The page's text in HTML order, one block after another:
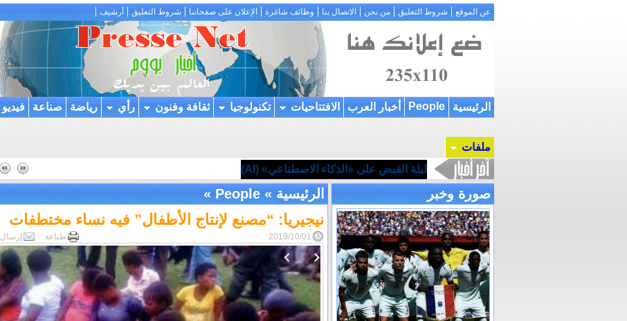
عن الموقع شروط التعليق من نحن الاتصال بنا وظائف شاغرة الإعلان على صفحاتنا شروط التعليق أرشيف
الرئيسية People أخبار العرب الافتتاحيات تكنولوجيا ثقافة وفنون رأي رياضة صناعة فيديو
ملفات
ليلة القبض على «الذكاء الاصطناعي» (AI)
صورة وخبر الرئيسية»
People
»
نيجيريا: “مصنع لإنتاج الأطفال” فيه نساء مختطفات
2019/10/01 إرسال طباعة